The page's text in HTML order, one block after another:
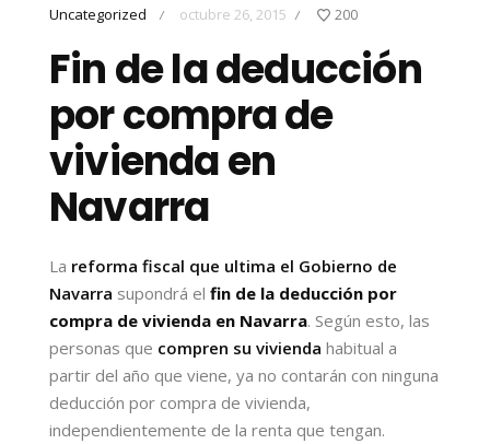
Uncategorized / octubre 26, 2015 / 200
Fin de la deducción
por compra de
vivienda en
Navarra
La reforma fiscal que ultima el Gobierno de
Navarra supondrá el fin de la deducción por
compra de vivienda en Navarra. Según esto, las
personas que compren su vivienda habitual a
partir del año que viene, ya no contarán con ninguna
deducción por compra de vivienda,
independientemente de la renta que tengan.